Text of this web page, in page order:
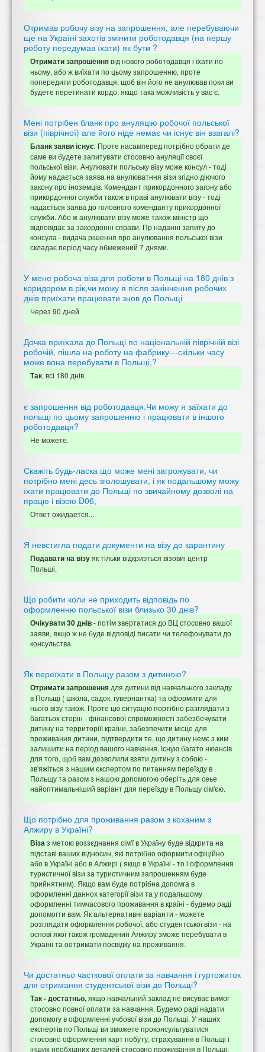
Отримав робочу візу на запрошення, але перебуваючи
ще на Україні захотів змінити роботодавця (на першу
роботу передумав їхати) як бути ?
Отримати запрошеннявід нового роботодавця і їхати по
ньому, або ж виїхати по цьому запрошенню, проте
попередити роботодавця, щоб він його не анулював поки ви
будете перетинати кордо. якщо така можливість у вас є.
Мені потрібен бланк про ануляцію робочої польської
візи (піврічної) але його ніде немає чи існує він взагалі?
Бланк заяви існує. Проте насамперед потрібно обрати де
саме ви будете запитувати стосовно ануляції своєї
польської візи. Анулювати польську візу може консул - тоді
йому надається заява на анулюватння візи згідно діючого
закону про іноземців. Комендант прикордонного загону або
прикордонної служби також в праві анулювати візу - тоді
надається заява до головного коменданту прикордонної
служби. Або ж анулювати візу може також міністр що
відповідає за закордонні справи. Пр наданні запиту до
консула - видача рішення про анулювання польської візи
складає період часу обмежений 7 днями.
У мене робоча віза для роботи в Польщі на 180 днів з
коридором в рік,чи можу я після закінчення робочих
днів приїхати працювати знов до Польщі
Через 90 дней
Дочка приїхала до Польщі по національній піврічній візі
робочій, пішла на роботу на фабрику---скільки часу
може вона перебувати в Польщі,?
Так, всі 180 днів.
є запрошення від роботодавця.Чи можу я заїхати до
польщі по цьому запрошенню і працювати в іншого
роботодавця?
Не можете.
Скажіть будь-ласка що може мені загрожувати, чи
потрібно мені десь зголошувати, і як подальшому можу
їхати працювати до Польщі по звичайному дозволі на
працю і візою D06,
Ответ ожидается...
Я невстигла подати документи на візу до карантину
Подавати на візуяк тільки відкриэться візовиі центр
Польші.
Що робити коли не приходить відповідь по
оформленню польської візи близько 30 днів?
Очікувати 30 днів- потім звертатися до ВЦ стосовно вашої
заяви, якщо ж не буде відповіді писати чи телефонувати до
консульства
Як переїхати в Польщу разом з дитиною?
Отримати запрошення для дитини від навчального закладу
в Польщі ( школа, садок, гувернантка) та оформити для
нього візу також. Проте цю ситуацію портібно разглядати з
багатьох сторін - фінансової спроможності забезбечувати
дитину на территоріїї країни, забезпечити місце для
проживання дитини, підтвердити те, що дитину немє з ким
залишити на період вашого навчання. Існую багато нюансів
для того, щоб вам дозволили взяти дитину з собою -
зв'яжіться з нашим єкспертом по питанням переїзду в
Польщу та разом з нашою допомогою оберіть для сеье
найоптимальніший варіант для переїзду в Польщу сім'єю.
Що потрібно для проживання разом з коханим з
Алжиру в Україні?
Візаз метою воззєднання сім'ї в Україну буде відкрита на
підставі ваших відносин, які потрібно оформити офіційно
або в Україні або в Алжирі ( якщо в Україні - то і оформлення
туристичної візи за туристичним запрошенням буде
прийнятним). Якщо вам буде потрібна допомга в
оформленні даннох категорїї візи та у подальшому
оформленні тимчасового проживання в країні - будемо раді
допомогти вам. Як альтернативні варіанти - можете
розглядати оформлення робочої, або студентської візи - на
основі якої також громадянин Алжиру зможе перебувати в
Україні та оотримати посвідку на проживання.
Чи достатньо часткової оплати за навчання і гуртожиток
для отримання студентської візи до Польщі?
Так - достатньо,якщо навчальний заклад не висуває вимог
стосовно повної оплати за навчання. Будемо раді надати
допомогу в оформленні учбової візи до Польщі. У наших
експертів по Польщі ви зможете проконсультуватися
стосовно оформлення карт побуту, страхування в Польщі і
інших необхідних деталей стосовно проживання в Польщі.